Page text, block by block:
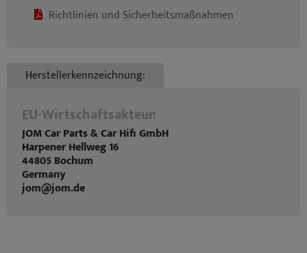
Richtlinien und Sicherheitsmaßnahmen
Herstellerkennzeichnung:
EU-Wirtschaftsakteur:
JOM Car Parts & Car Hifi GmbH
Harpener Hellweg 16
44805 Bochum
Germany
jom@jom.de